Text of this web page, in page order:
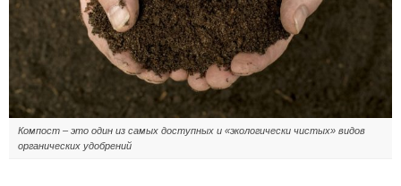
Компост – это один из самых доступных и «экологически чистых» видов
органических удобрений